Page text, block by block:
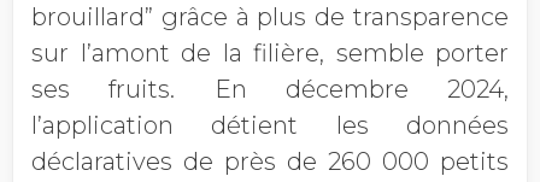
brouillard” grâce à plus de transparence
sur l’amont de la filière, semble porter
ses fruits. En décembre 2024,
l’application détient les données
déclaratives de près de 260 000 petits